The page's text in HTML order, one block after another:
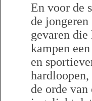
En voor de
de
gevaren
kampen
en
de orde